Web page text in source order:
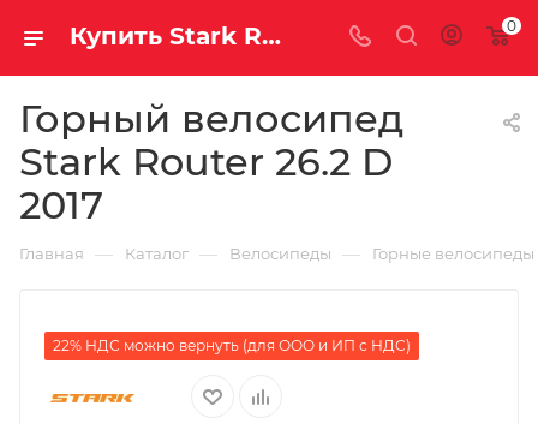
Купить Stark Router 26.2 D 2017 за рублей, а со скидкой 0
Горный велосипед
Stark Router 26.2 D
2017
Главная — Каталог — Велосипеды — Горные велосипеды
22% НДС можно вернуть (для ООО и ИП с НДС)